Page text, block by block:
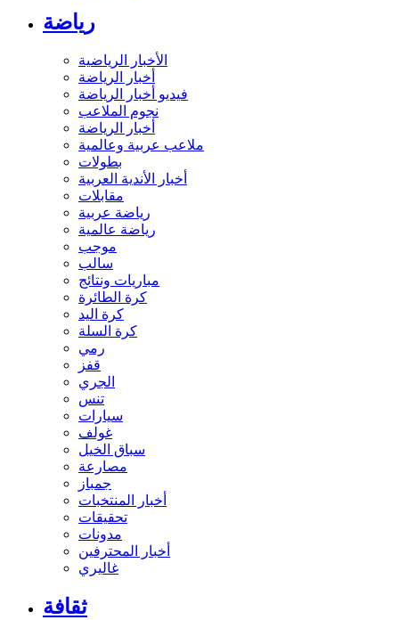
رياضة
الأخبار الرياضية
أخبار الرياضة
فيديو أخبار الرياضة
نجوم الملاعب
أخبار الرياضة
ملاعب عربية وعالمية
بطولات
أخبار الأندية العربية
مقابلات
رياضة عربية
رياضة عالمية
موجب
سالب
مباريات ونتائج
كرة الطائرة
كرة اليد
كرة السلة
رمي
قفز
الجري
تنس
سيارات
غولف
سباق الخيل
مصارعة
جمباز
أخبار المنتخبات
تحقيقات
مدونات
أخبار المحترفين
غاليري
ثقافة